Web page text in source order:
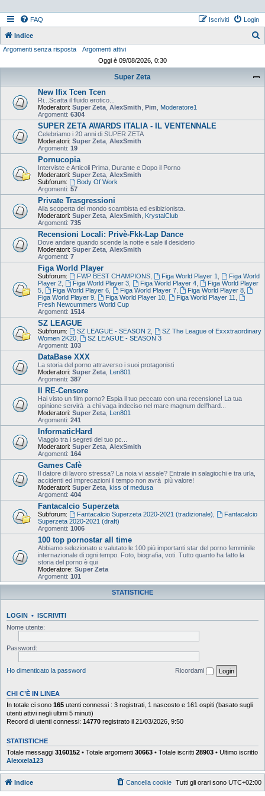
FAQ Login
Iscriviti
Indice
Argomenti senza risposta
Argomenti attivi
Oggi è 09/08/2026, 0:30
Super Zeta
New Ifix Tcen Tcen
Ri...Scatta il fluido erotico...
Moderatori: Super Zeta AlexSmith Pim
Moderatore1
Argomenti: 6304
SUPER ZETA AWARDS ITALIA - IL VENTENNALE
Celebriamo i 20 anni di SUPER ZETA
Moderatori: Super Zeta AlexSmith
Argomenti: 19
Pornucopia
Interviste e Articoli Prima, Durante e Dopo il Porno
Moderatori: Super Zeta AlexSmith
Subforum:
Body Of Work
Argomenti: 57
Private Trasgressioni
Alla scoperta del mondo scambista ed esibizionista.
Moderatori: Super Zeta AlexSmith
KrystalClub
Argomenti: 735
Recensioni Locali: Privè-Fkk-Lap Dance
Dove andare quando scende la notte e sale il desiderio
Moderatori: Super Zeta AlexSmith
Argomenti: 7
Figa World Player
Subforum: FWP BEST CHAMPIONS, Figa World Player 1
Figa World
Player 2
Figa World Player 3, Figa World Player 4,
Figa World Player
5
Figa World Player 6, Figa World Player 7, Figa World Player 8,
Figa World Player 9
Figa World Player 10, Figa World Player 11
Fresh Newcummers World Cup
Argomenti: 1514
SZ LEAGUE
Subforum: SZ LEAGUE - SEASON 2,
SZ The League of Exxxtraordinary
Women 2K20
SZ LEAGUE - SEASON 3
Argomenti: 103
DataBase XXX
La storia del porno attraverso i suoi protagonisti
Moderatori: Super Zeta Len801
Argomenti: 387
Il RE-Censore
Hai visto un film porno? Espia il tuo peccato con una recensione! La tua
opinione servirà a chi vaga indeciso nel mare magnum dell'hard...
Moderatori: Super Zeta Len801
Argomenti: 241
InformaticHard
Viaggio tra i segreti del tuo pc...
Moderatori: Super Zeta AlexSmith
Argomenti: 164
Games Cafè
Il datore di lavoro stressa? La noia vi assale? Entrate in salagiochi e tra urla,
accidenti ed imprecazioni il tempo non avrà più valore!
Moderatori: Super Zeta kiss of medusa
Argomenti: 404
Fantacalcio Superzeta
Subforum: Fantacalcio Superzeta 2020-2021 (tradizionale)
Fantacalcio
Superzeta 2020-2021 (draft)
Argomenti: 1006
100 top pornostar all time
Abbiamo selezionato e valutato le 100 più importanti star del porno femminile
internazionale di ogni tempo. Foto, biografia, voti. Tutto quanto ha fatto la
storia del porno è qui
Moderatore: Super Zeta
Argomenti: 101
STATISTICHE
LOGIN • ISCRIVITI
Nome utente:
Password:
Ho dimenticato la password Ricordami
CHI C’È IN LINEA
In totale ci sono 165 utenti connessi : 3 registrati, 1 nascosto e 161 ospiti (basato sugli
utenti attivi negli ultimi 5 minuti)
Record di utenti connessi: 14770 registrato il 21/03/2026, 9:50
STATISTICHE
Totale messaggi 3160152 • Totale argomenti 30663 • Totale iscritti 28903 • Ultimo iscritto
Alexxela123
Indice Tutti gli orari sono UTC+02:00
Cancella cookie